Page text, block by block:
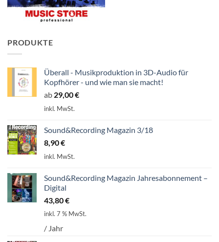
PRODUKTE
Überall - Musikproduktion in 3D-Audio für
Kopfhörer - und wie man sie macht!
ab 29,00€
inkl. MwSt.
Sound&Recording Magazin 3/18
8,90€
inkl. MwSt.
Sound&Recording Magazin Jahresabonnement –
Digital
43,80€
inkl. 7 % MwSt.
/ Jahr